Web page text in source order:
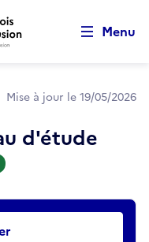
principal
Menu
Mise à jour le 19/05/2026
d'étude